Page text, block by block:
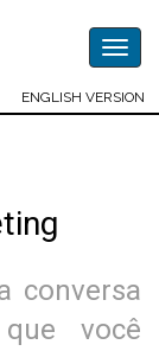
ENGLISH VERSION
conversa
você